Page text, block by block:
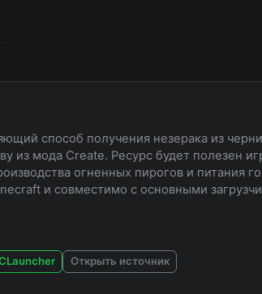
способ получения незерака из
из мода Create. Ресурс будет полезен
огненных пирогов и питания
и совместимо с основными
Открыть источник